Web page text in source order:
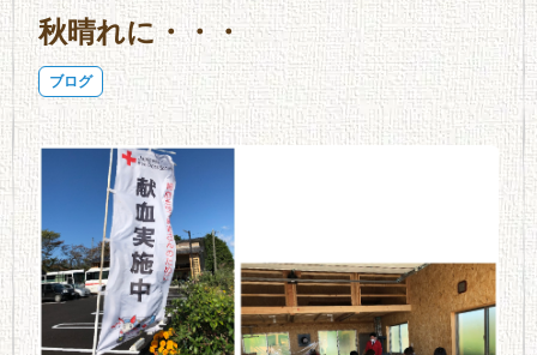
秋晴れに・・・
ブログ